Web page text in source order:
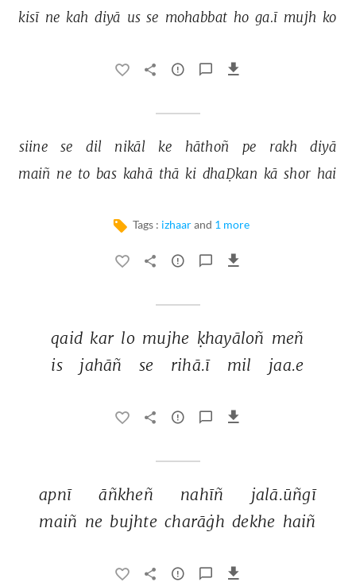
kisī ne kah diyā us se mohabbat ho ga.ī mujh ko
siine se dil nikāl ke hāthoñ pe rakh
diyā
maiñ ne to bas kahā thā ki dhaḌkan kā shor hai
Tags : izhaar and 1 more
qaid kar lo mujhe ḳhayāloñ meñ
is
jahāñ se rihā.ī mil jaa.e
apnī āñkheñ nahīñ
jalā.ūñgī
maiñ ne bujhte charāġh dekhe haiñ